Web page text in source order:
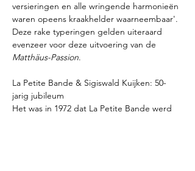
versieringen en alle wringende harmonieën
waren opeens kraakhelder waarneembaar'.
Deze rake typeringen gelden uiteraard
evenzeer voor deze uitvoering van de
Matthäus-Passion.
La Petite Bande & Sigiswald Kuijken: 50-
jarig jubileum
Het was in 1972 dat La Petite Bande werd